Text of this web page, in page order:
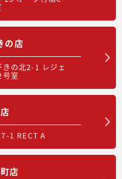
の店
の北2-1 レジェ
室
1 RECT A
店